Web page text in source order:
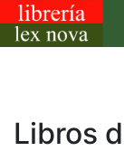
Libros